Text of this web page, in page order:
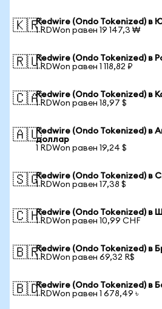
🇰🇷Redwire (Ondo Tokenized) в
1 RDWon равен 19 147,3 ₩
🇷🇺Redwire (Ondo Tokenized) в
1 RDWon равен 1 118,82 ₽
🇨🇦Redwire (Ondo Tokenized) в
1 RDWon равен 18,97 $
🇦🇺Redwire (Ondo Tokenized) в
доллар
1 RDWon равен 19,24 $
🇸🇬Redwire (Ondo Tokenized) в
1 RDWon равен 17,38 $
🇨🇭Redwire (Ondo Tokenized) в
1 RDWon равен 10,99 CHF
🇧🇷Redwire (Ondo Tokenized) в
1 RDWon равен 69,32 R$
🇧🇩Redwire (Ondo Tokenized) в
1 RDWon равен 1 678,49 ৳